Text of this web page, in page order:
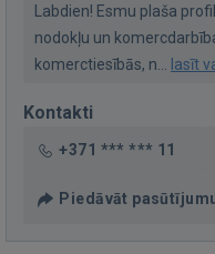
Labdien! Esmu plaša
nodokļu un
komerctiesībās, n... lasīt
Kontakti
+371 *** *** 11
Piedāvāt